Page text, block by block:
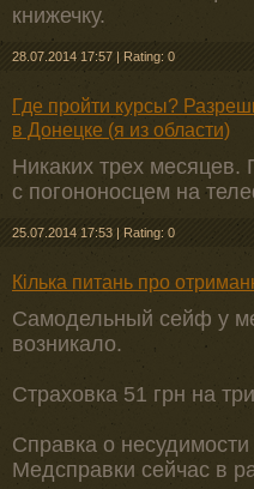
книжечку.
28.07.2014 17:57 | Rating: 0
Где пройти курсы?
в Донецке (я из области)
Никаких трех
с погононосцем на
25.07.2014 17:53 | Rating: 0
Кілька питань про
Самодельный сейф у
возникало.
Страховка 51 грн на
Справка о
Медсправки сейчас в